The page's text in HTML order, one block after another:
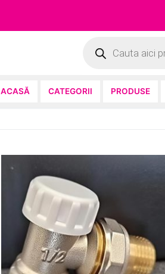
search
ACASĂ CATEGORII PRODUSE